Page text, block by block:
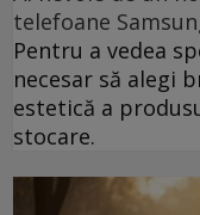
telefoane
Pentru a vedea
necesar să alegi
estetică a
stocare.